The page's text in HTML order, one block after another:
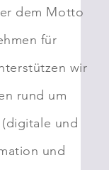
dem Motto
für
wir
rund um
und
und